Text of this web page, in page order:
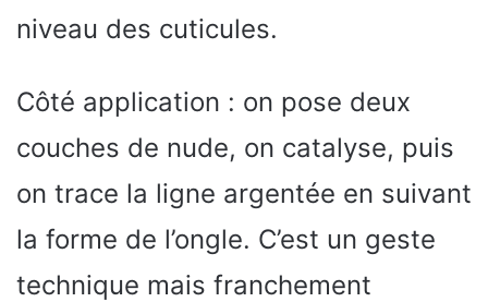
niveau des cuticules.
Côté application : on pose deux
couches de nude, on catalyse, puis
on trace la ligne argentée en suivant
la forme de l’ongle. C’est un geste
technique mais franchement